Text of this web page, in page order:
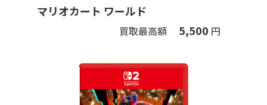
マリオカート ワールド
買取最高額 5,500 円